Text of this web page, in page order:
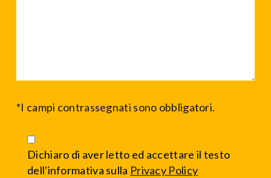
*I campi contrassegnati sono obbligatori.
Dichiaro di aver letto ed accettare il testo
dell'informativa sulla Privacy Policy